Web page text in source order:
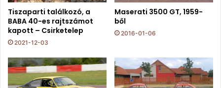
Tiszaparti találkozó, a
BABA 40-es rajtszámot
kapott – Csirketelep
2021-12-03
Maserati 3500 GT, 1959-
ből
2016-01-06